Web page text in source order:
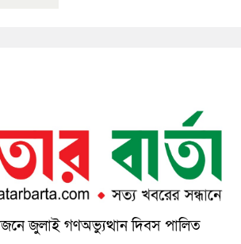
জুলাই গণঅভ্যুত্থান দিবস পালিত